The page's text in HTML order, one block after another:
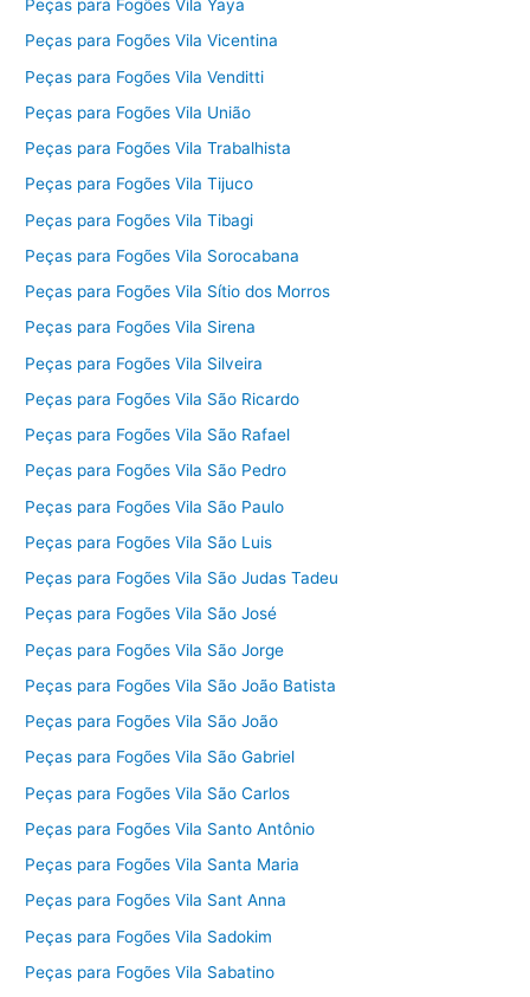
Peças para Fogões Vila Yaya
Peças para Fogões Vila Vicentina
Peças para Fogões Vila Venditti
Peças para Fogões Vila União
Peças para Fogões Vila Trabalhista
Peças para Fogões Vila Tijuco
Peças para Fogões Vila Tibagi
Peças para Fogões Vila Sorocabana
Peças para Fogões Vila Sítio dos Morros
Peças para Fogões Vila Sirena
Peças para Fogões Vila Silveira
Peças para Fogões Vila São Ricardo
Peças para Fogões Vila São Rafael
Peças para Fogões Vila São Pedro
Peças para Fogões Vila São Paulo
Peças para Fogões Vila São Luis
Peças para Fogões Vila São Judas Tadeu
Peças para Fogões Vila São José
Peças para Fogões Vila São Jorge
Peças para Fogões Vila São João Batista
Peças para Fogões Vila São João
Peças para Fogões Vila São Gabriel
Peças para Fogões Vila São Carlos
Peças para Fogões Vila Santo Antônio
Peças para Fogões Vila Santa Maria
Peças para Fogões Vila Sant Anna
Peças para Fogões Vila Sadokim
Peças para Fogões Vila Sabatino